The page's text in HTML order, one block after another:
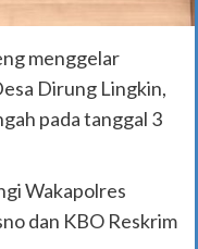
menggelar
Dirung Lingkin,
pada tanggal 3
Wakapolres
dan KBO Reskrim